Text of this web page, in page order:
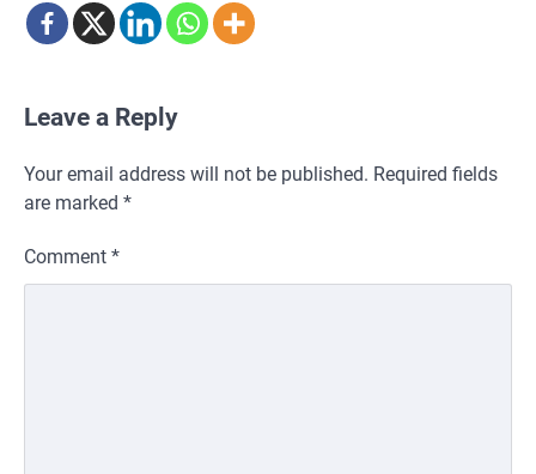
Leave a Reply
Your email address will not be published. Required fields
are marked *
Comment *